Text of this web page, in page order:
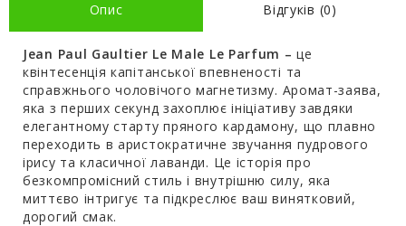
Опис Відгуків (0)
Jean Paul Gaultier Le Male Le Parfum – це
квінтесенція капітанської впевненості та
справжнього чоловічого магнетизму. Аромат-заява,
яка з перших секунд захоплює ініціативу завдяки
елегантному старту пряного кардамону, що плавно
переходить в аристократичне звучання пудрового
ірису та класичної лаванди. Це історія про
безкомпромісний стиль і внутрішню силу, яка
миттєво інтригує та підкреслює ваш винятковий,
дорогий смак.